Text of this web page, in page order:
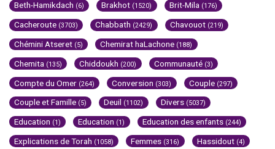
Beth-Hamikdach (6) Brakhot (1520) Brit-Mila (176)
Cacheroute (3703) Chabbath (2429) Chavouot (219)
Chémini Atseret (5) Chemirat haLachone (188)
Chemita (135) Chiddoukh (200) Communauté (3)
Compte du Omer (264) Conversion (303) Couple (297)
Couple et Famille (5) Deuil (1102) Divers (5037)
Education (1) Education (1) Education des enfants (244)
Explications de Torah (1058) Femmes (316) Hassidout (4)